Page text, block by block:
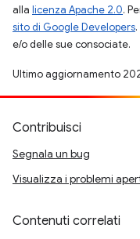
alla licenza Apache 2.0.
sito di Google Developers
e/o delle sue consociate.
Ultimo aggiornamento
Contribuisci
Segnala un bug
Visualizza i problemi
Contenuti correlati